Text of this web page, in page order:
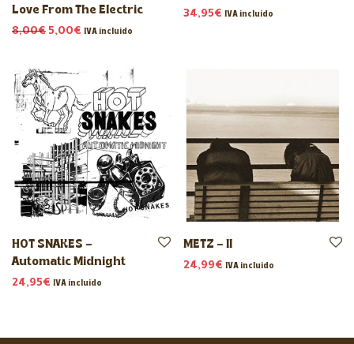
Love From The Electric
8,00€ El precio original era: 8,00€.
5,00€ El precio actual es: 5,00€.
IVA incluido
34,95€ IVA incluido
HOT SNAKES –
Automatic Midnight
24,95€ IVA incluido
METZ – II
24,99€ IVA incluido